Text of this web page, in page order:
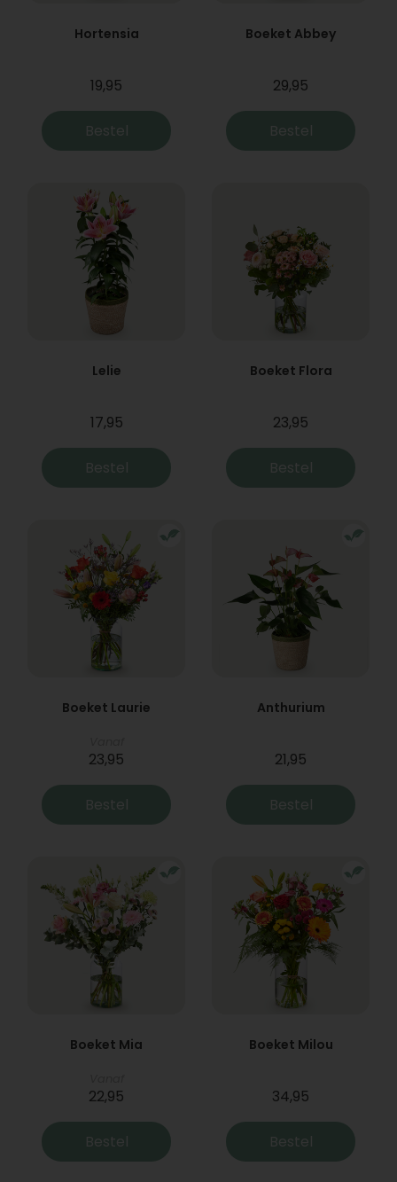
Hortensia
19,95
Bestel
Boeket Abbey
29,95
Bestel
Lelie
17,95
Bestel
Boeket Flora
23,95
Bestel
Boeket Laurie
23,95
Bestel
Anthurium
21,95
Bestel
Boeket Mia
22,95
Bestel
Boeket Milou
34,95
Bestel